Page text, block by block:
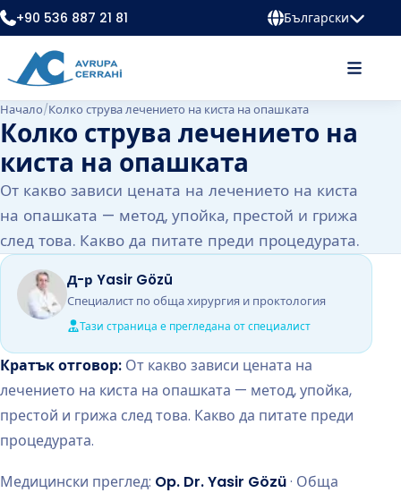
+90 536 887 21 81 Български
Начало/Колко струва лечението на киста на опашката
Колко струва лечението на
киста на опашката
От какво зависи цената на лечението на киста
на опашката — метод, упойка, престой и грижа
след това. Какво да питате преди процедурата.
Д-р Yasir Gözü
Специалист по обща хирургия и проктология
Тази страница е прегледана от специалист
Кратък отговор: От какво зависи цената на
лечението на киста на опашката — метод, упойка,
престой и грижа след това. Какво да питате преди
процедурата.
Медицински преглед: Op. Dr. Yasir Gözü· Обща